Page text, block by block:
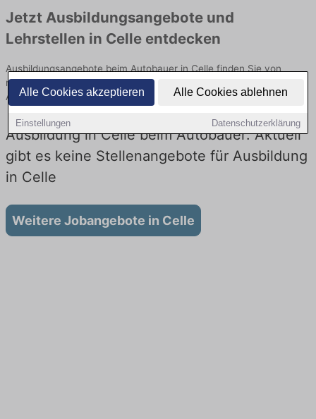
Alle Cookies akzeptieren Alle Cookies ablehnen
Einstellungen Datenschutzerklärung
Jetzt Ausbildungsangebote und
Lehrstellen in Celle entdecken
Ausbildungsangebote beim Autobauer in Celle finden Sie von
namhaften Firmen. Entdecken Sie freie Optionen von Top-
Arbeitgebern und bewerben Sie sich noch heute.
Ausbildung in Celle beim Autobauer: Aktuell
gibt es keine Stellenangebote für Ausbildung
in Celle
Weitere Jobangebote in Celle